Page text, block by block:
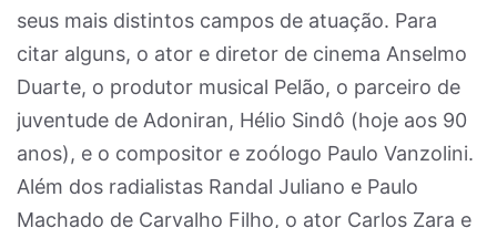
seus mais distintos campos de atuação. Para
citar alguns, o ator e diretor de cinema Anselmo
Duarte, o produtor musical Pelão, o parceiro de
juventude de Adoniran, Hélio Sindô (hoje aos 90
anos), e o compositor e zoólogo Paulo Vanzolini.
Além dos radialistas Randal Juliano e Paulo
Machado de Carvalho Filho, o ator Carlos Zara e